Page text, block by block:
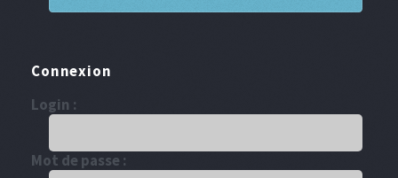
Connexion
Login :
Mot de passe :